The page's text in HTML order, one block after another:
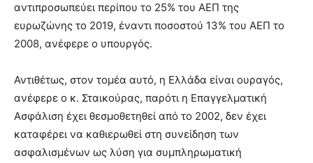
αντιπροσωπεύει περίπου το 25% του ΑΕΠ της
ευρωζώνης το 2019, έναντι ποσοστού 13% του ΑΕΠ το
2008, ανέφερε ο υπουργός.
Αντιθέτως, στον τομέα αυτό, η Ελλάδα είναι ουραγός,
ανέφερε ο κ. Σταικούρας, παρότι η Επαγγελματική
Ασφάλιση έχει θεσμοθετηθεί από το 2002, δεν έχει
καταφέρει να καθιερωθεί στη συνείδηση των
ασφαλισμένων ως λύση για συμπληρωματική